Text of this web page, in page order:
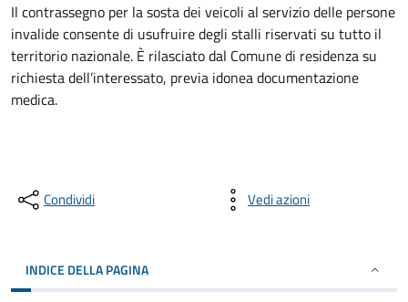
Il contrassegno per la sosta dei veicoli al servizio delle persone
invalide consente di usufruire degli stalli riservati su tutto il
territorio nazionale. È rilasciato dal Comune di residenza su
richiesta dell’interessato, previa idonea documentazione
medica.
Condividi Vedi azioni
INDICE DELLA PAGINA